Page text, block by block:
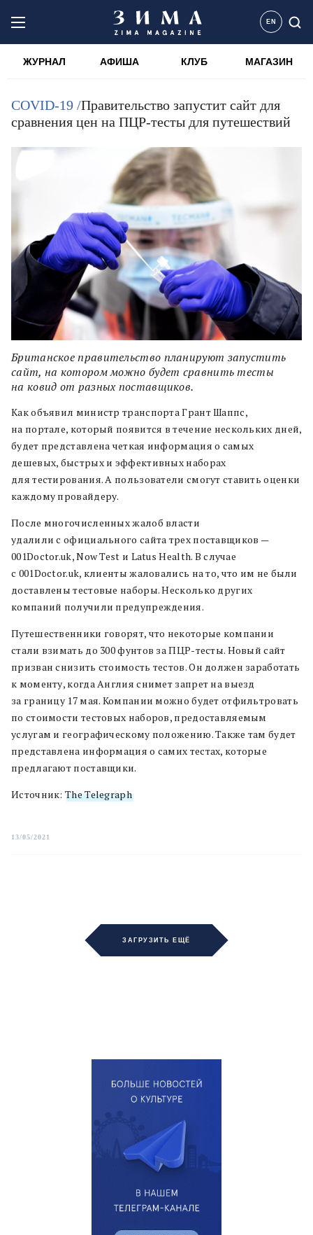
EN
ЖУРНАЛ АФИША КЛУБ МАГАЗИН
COVID-19 /Правительство запустит сайт для
сравнения цен на ПЦР-тесты для путешествий
Британское правительство планируют запустить
сайт, на котором можно будет сравнить тесты
на ковид от разных поставщиков.
Как объявил министр транспорта Грант Шаппс,
на портале, который появится в течение нескольких дней,
будет представлена четкая информация о самых
дешевых, быстрых и эффективных наборах
для тестирования. А пользователи смогут ставить оценки
каждому провайдеру.
После многочисленных жалоб власти
удалили с официального сайта трех поставщиков —
001Doctor.uk, Now Test и Latus Health. В случае
с 001Doctor.uk, клиенты жаловались на то, что им не были
доставлены тестовые наборы. Несколько других
компаний получили предупреждения.
Путешественники говорят, что некоторые компании
стали взимать до 300 фунтов за ПЦР-тесты. Новый сайт
призван снизить стоимость тестов. Он должен заработать
к моменту, когда Англия снимет запрет на выезд
за границу 17 мая. Компании можно будет отфильтровать
по стоимости тестовых наборов, предоставляемым
услугам и географическому положению. Также там будет
представлена информация о самих тестах, которые
предлагают поставщики.
Источник: The Telegraph
13/05/2021
ЗАГРУЗИТЬ ЕЩЁ